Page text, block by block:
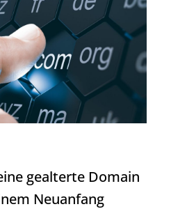
gealterte Domain
Neuanfang